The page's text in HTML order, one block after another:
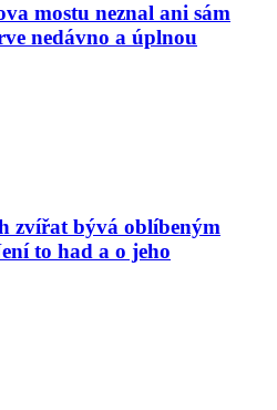
mostu neznal ani sám
nedávno a úplnou
zvířat bývá oblíbeným
to had a o jeho